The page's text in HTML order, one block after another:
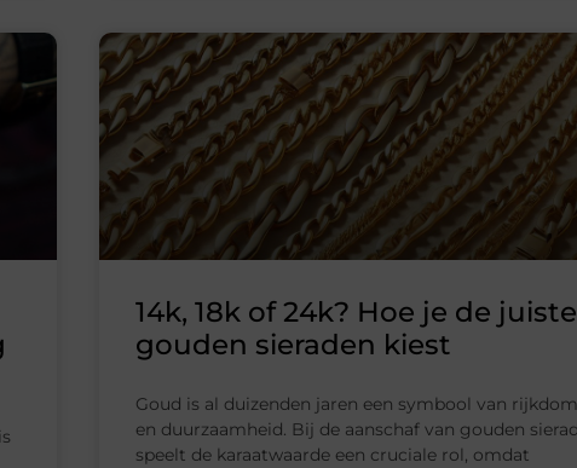
14k, 18k of 24k? Hoe je de juiste
gouden sieraden kiest
Goud is al duizenden jaren een symbool van
en duurzaamheid. Bij de aanschaf van gouden
speelt de karaatwaarde een cruciale rol, omdat